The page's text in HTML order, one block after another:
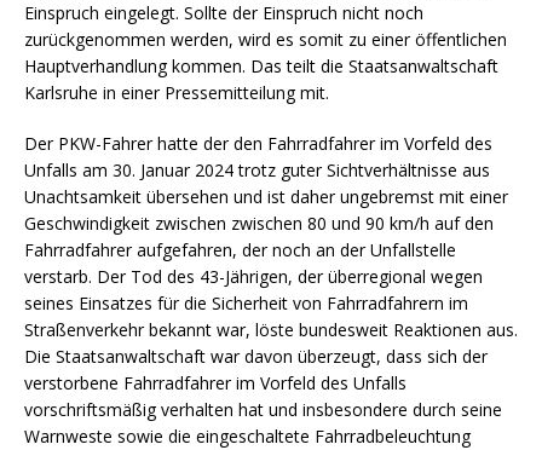
Einspruch eingelegt. Sollte der Einspruch nicht noch
zurückgenommen werden, wird es somit zu einer öffentlichen
Hauptverhandlung kommen. Das teilt die Staatsanwaltschaft
Karlsruhe in einer Pressemitteilung mit.
Der PKW-Fahrer hatte der den Fahrradfahrer im Vorfeld des
Unfalls am 30. Januar 2024 trotz guter Sichtverhältnisse aus
Unachtsamkeit übersehen und ist daher ungebremst mit einer
Geschwindigkeit zwischen zwischen 80 und 90 km/h auf den
Fahrradfahrer aufgefahren, der noch an der Unfallstelle
verstarb. Der Tod des 43-Jährigen, der überregional wegen
seines Einsatzes für die Sicherheit von Fahrradfahrern im
Straßenverkehr bekannt war, löste bundesweit Reaktionen aus.
Die Staatsanwaltschaft war davon überzeugt, dass sich der
verstorbene Fahrradfahrer im Vorfeld des Unfalls
vorschriftsmäßig verhalten hat und insbesondere durch seine
Warnweste sowie die eingeschaltete Fahrradbeleuchtung